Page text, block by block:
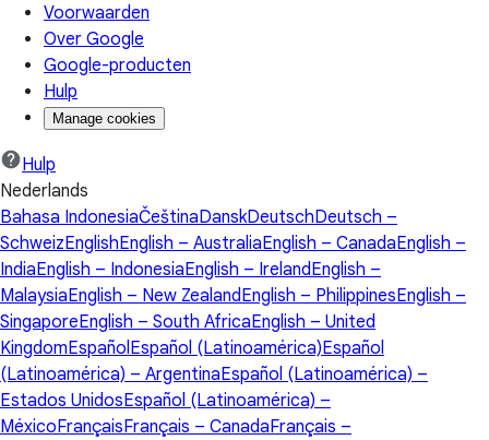
Voorwaarden
Over Google
Google-producten
Hulp
Manage cookies
Hulp
Nederlands
Bahasa IndonesiaČeštinaDanskDeutschDeutsch –
SchweizEnglishEnglish – AustraliaEnglish – CanadaEnglish –
IndiaEnglish – IndonesiaEnglish – IrelandEnglish –
MalaysiaEnglish – New ZealandEnglish – PhilippinesEnglish –
SingaporeEnglish – South AfricaEnglish – United
KingdomEspañolEspañol (Latinoamérica)Español
(Latinoamérica) – ArgentinaEspañol (Latinoamérica) –
Estados UnidosEspañol (Latinoamérica) –
MéxicoFrançaisFrançais – CanadaFrançais –